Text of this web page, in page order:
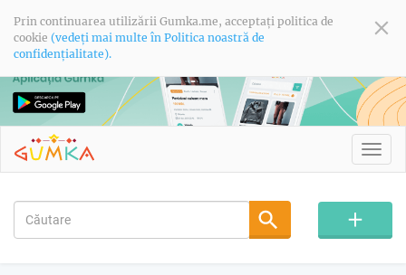
Prin continuarea utilizării Gumka.me, acceptați politica de
cookie (vedeți mai multe în Politica noastră de
confidențialitate).